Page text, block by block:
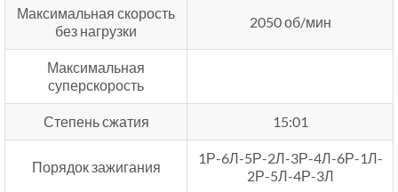
Максимальная скорость
без нагрузки
2050 об/мин
Максимальная
суперскорость
Степень сжатия 15:01
Порядок зажигания
1Р-6Л-5Р-2Л-3Р-4Л-6Р-1Л-
2Р-5Л-4Р-3Л